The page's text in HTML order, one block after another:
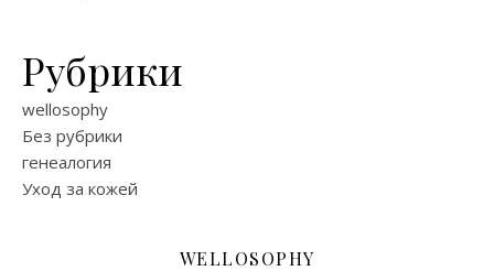
Рубрики
wellosophy
Без рубрики
генеалогия
Уход за кожей
WELLOSOPHY